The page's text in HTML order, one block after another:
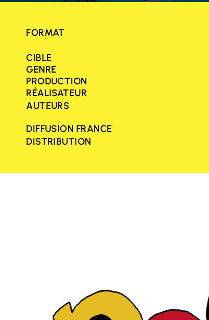
FORMAT
CIBLE
GENRE
PRODUCTION
RÉALISATEUR
AUTEURS
DIFFUSION FRANCE
DISTRIBUTION